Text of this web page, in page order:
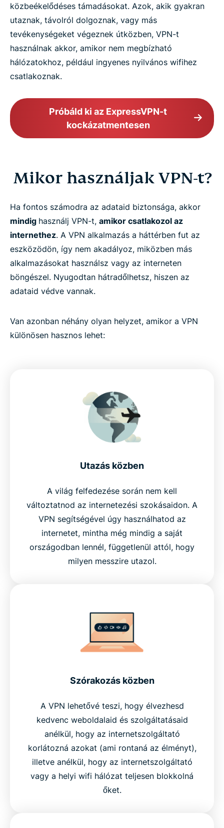
közbeékelődéses támadásokat. Azok, akik gyakran
utaznak, távolról dolgoznak, vagy más
tevékenységeket végeznek útközben, VPN-t
használnak akkor, amikor nem megbízható
hálózatokhoz, például ingyenes nyilvános wifihez
csatlakoznak.
Próbáld ki az ExpressVPN-t
kockázatmentesen
Mikor használjak VPN-t?
Ha fontos számodra az adataid biztonsága, akkor
mindig használj VPN-t, amikor csatlakozol az
internethez. A VPN alkalmazás a háttérben fut az
eszközödön, így nem akadályoz, miközben más
alkalmazásokat használsz vagy az interneten
böngészel. Nyugodtan hátradőlhetsz, hiszen az
adataid védve vannak.
Van azonban néhány olyan helyzet, amikor a VPN
különösen hasznos lehet:
Utazás közben
A világ felfedezése során nem kell
változtatnod az internetezési szokásaidon. A
VPN segítségével úgy használhatod az
internetet, mintha még mindig a saját
országodban lennél, függetlenül attól, hogy
milyen messzire utazol.
Szórakozás közben
A VPN lehetővé teszi, hogy élvezhesd
kedvenc weboldalaid és szolgáltatásaid
anélkül, hogy az internetszolgáltató
korlátozná azokat (ami rontaná az élményt),
illetve anélkül, hogy az internetszolgáltató
vagy a helyi wifi hálózat teljesen blokkolná
őket.